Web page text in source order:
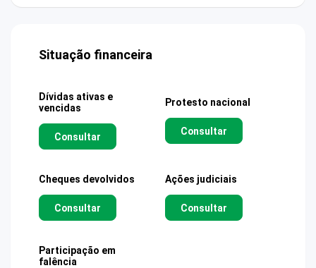
Situação financeira
Dívidas ativas e
vencidas
Consultar
Protesto nacional
Consultar
Cheques devolvidos
Consultar
Ações judiciais
Consultar
Participação em
falência